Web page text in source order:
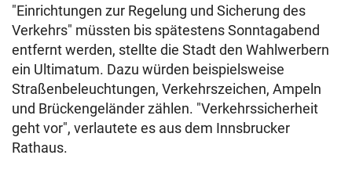
"Einrichtungen zur Regelung und Sicherung des
Verkehrs" müssten bis spätestens Sonntagabend
entfernt werden, stellte die Stadt den Wahlwerbern
ein Ultimatum. Dazu würden beispielsweise
Straßenbeleuchtungen, Verkehrszeichen, Ampeln
und Brückengeländer zählen. "Verkehrssicherheit
geht vor", verlautete es aus dem Innsbrucker
Rathaus.